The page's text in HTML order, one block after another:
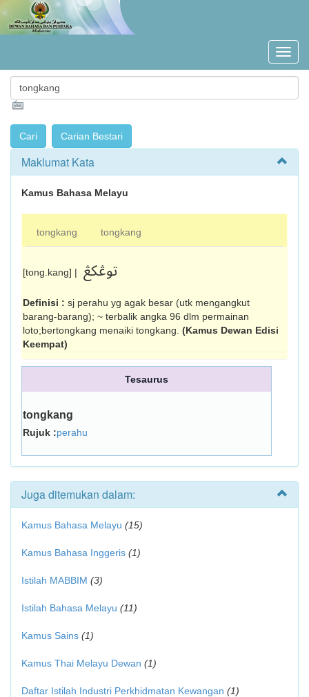
Maklumat Kata
Kamus Bahasa Melayu
tongkang tongkang
[tong.kang] | توڠکڠ
Definisi : sj perahu yg agak besar (utk mengangkut
barang-barang); ~ terbalik angka 96 dlm permainan
loto;bertongkang menaiki tongkang. (Kamus Dewan Edisi
Keempat)
Tesaurus
tongkang
Rujuk :perahu
Juga ditemukan dalam:
Kamus Bahasa Melayu (15)
Kamus Bahasa Inggeris (1)
Istilah MABBIM (3)
Istilah Bahasa Melayu (11)
Kamus Sains (1)
Kamus Thai Melayu Dewan (1)
Daftar Istilah Industri Perkhidmatan Kewangan (1)